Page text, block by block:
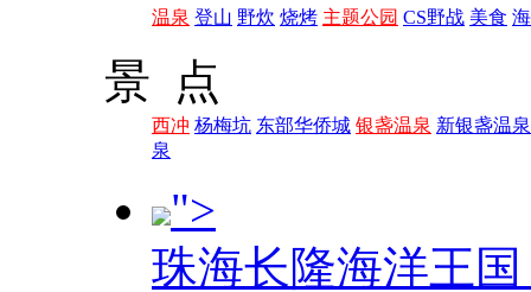
温泉 登山 野炊 烧烤 主题公园 CS野战 美食
景 点
西冲 杨梅坑 东部华侨城 银盏温泉 新银盏温泉
泉
">
珠海长隆海洋王